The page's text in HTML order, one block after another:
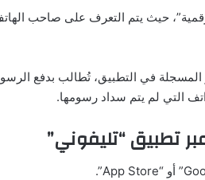
حيث يتم التعرف على صاحب
التي لم يتم سداد رسومها.
تطبيق “تليفوني”